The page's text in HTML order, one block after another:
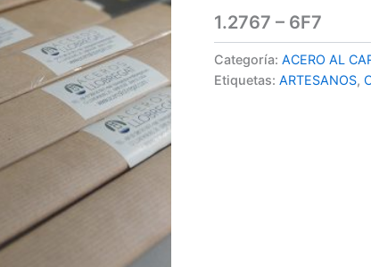
1.2767 – 6F7
Categoría: ACERO AL
Etiquetas: ARTESANOS,